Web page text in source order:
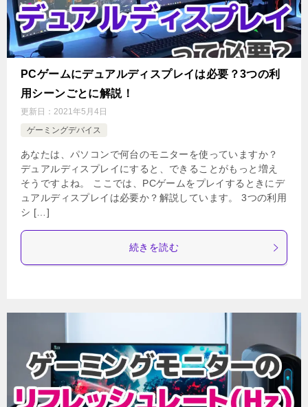
PCゲームにデュアルディスプレイは必要？3つの利
用シーンごとに解説！
更新日： 2021年5月4日
ゲーミングデバイス
あなたは、パソコンで何台のモニターを使っていますか？
デュアルディスプレイにすると、できることがもっと増え
そうですよね。 ここでは、PCゲームをプレイするときにデ
ュアルディスプレイは必要か？解説しています。 3つの利用
シ […]
続きを読む